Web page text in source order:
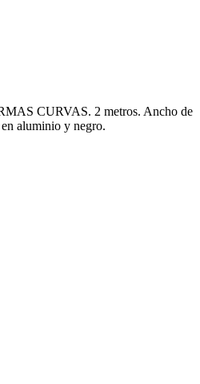
CURVAS. 2 metros. Ancho de
aluminio y negro.